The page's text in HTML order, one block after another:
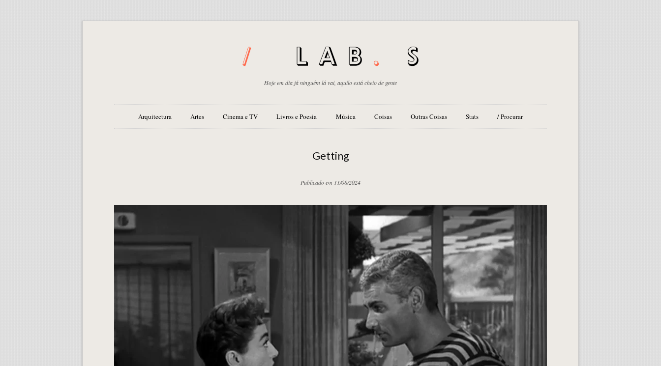
Hoje em dia já ninguém lá vai, aquilo está cheio de gente
Arquitectura Artes Cinema e TV Livros e Poesia Música Coisas Outras Coisas Stats / Procurar
Getting
Publicado em 11/08/2024